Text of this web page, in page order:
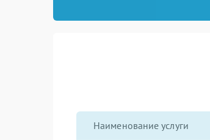
Наименование услуги